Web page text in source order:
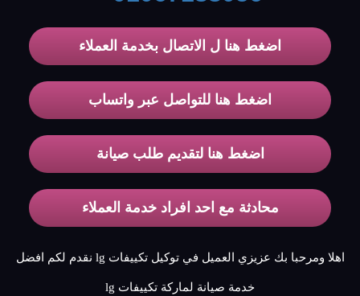
اضغط هنا ل الاتصال بخدمة العملاء
اضغط هنا للتواصل عبر واتساب
اضغط هنا لتقديم طلب صيانة
محادثة مع احد افراد خدمة العملاء
اهلا ومرحبا بك عزيزي العميل في توكيل تكييفات lg نقدم لكم افضل
خدمة صيانة لماركة تكييفات lg